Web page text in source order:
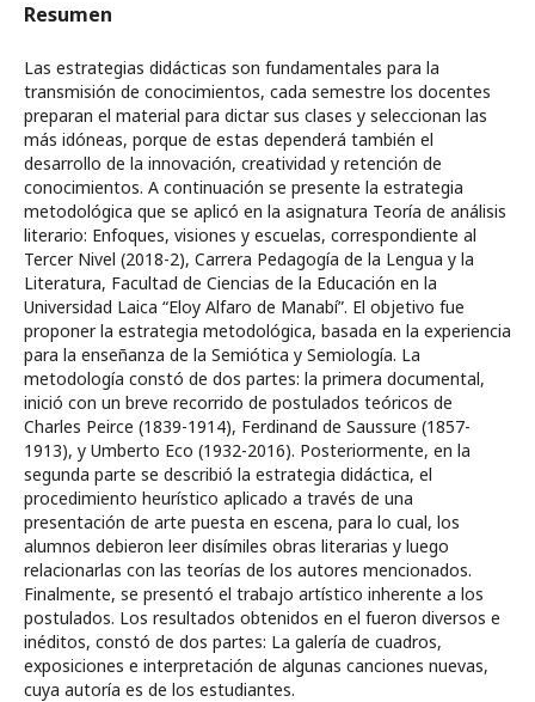
Resumen
Las estrategias didácticas son fundamentales para la
transmisión de conocimientos, cada semestre los docentes
preparan el material para dictar sus clases y seleccionan las
más idóneas, porque de estas dependerá también el
desarrollo de la innovación, creatividad y retención de
conocimientos. A continuación se presente la estrategia
metodológica que se aplicó en la asignatura Teoría de análisis
literario: Enfoques, visiones y escuelas, correspondiente al
Tercer Nivel (2018-2), Carrera Pedagogía de la Lengua y la
Literatura, Facultad de Ciencias de la Educación en la
Universidad Laica “Eloy Alfaro de Manabí”. El objetivo fue
proponer la estrategia metodológica, basada en la experiencia
para la enseñanza de la Semiótica y Semiología. La
metodología constó de dos partes: la primera documental,
inició con un breve recorrido de postulados teóricos de
Charles Peirce (1839-1914), Ferdinand de Saussure (1857-
1913), y Umberto Eco (1932-2016). Posteriormente, en la
segunda parte se describió la estrategia didáctica, el
procedimiento heurístico aplicado a través de una
presentación de arte puesta en escena, para lo cual, los
alumnos debieron leer disímiles obras literarias y luego
relacionarlas con las teorías de los autores mencionados.
Finalmente, se presentó el trabajo artístico inherente a los
postulados. Los resultados obtenidos en el fueron diversos e
inéditos, constó de dos partes: La galería de cuadros,
exposiciones e interpretación de algunas canciones nuevas,
cuya autoría es de los estudiantes.